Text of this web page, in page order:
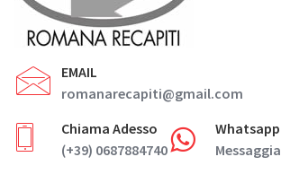
EMAIL
romanarecapiti@gmail.com
Chiama Adesso
(+39) 0687884740
Whatsapp
Messaggia